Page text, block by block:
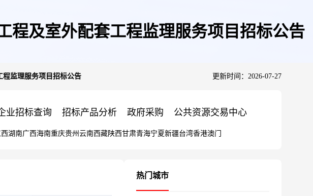
程及室外配套工程监理服务项目招标公告
程监理服务项目招标公告 更新时间：2026-07-27
业招标查询 招标产品分析 政府采购 公共资源交易中心
湖南广西海南重庆贵州 云南西藏陕西甘肃青海宁夏新疆台湾香港澳门
热门城市